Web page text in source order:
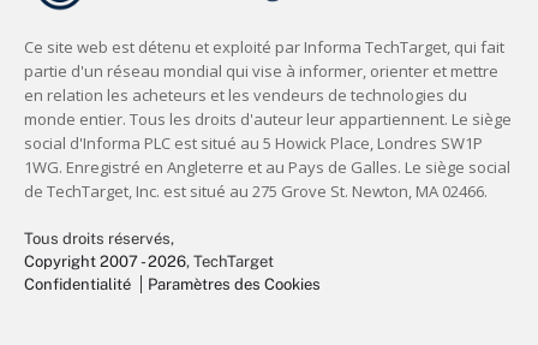
Tous droits réservés,
Copyright 2007 - 2026, TechTarget
Confidentialité
Paramètres des Cookies